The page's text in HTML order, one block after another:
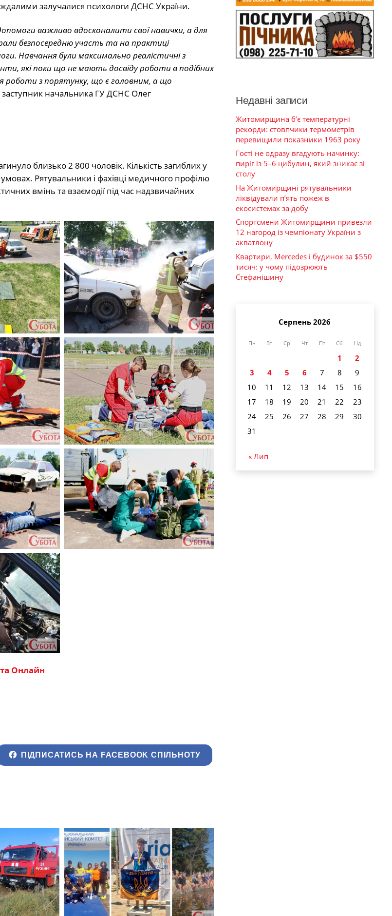
залучалися психологи ДСНС України.
важливо вдосконалити свої навички, а для
безпосередню участь та на практиці
Навчання були максимально реалістичні з
які поки що не мають досвіду роботи в подібних
роботи з порятунку, що є головним, а що
заступник начальника ГУ ДСНС Олег
близько 2 800 чоловік. Кількість загиблих у
Рятувальники і фахівці медичного профілю
вмінь та взаємодії під час надзвичайних
Онлайн
ПІДПИСАТИСЬ НА FACEBOOK СПІЛЬНОТУ
Недавні записи
Житомирщина б’є температурні
рекорди: стовпчики термометрів
перевищили показники 1963 року
Гості не одразу вгадують начинку:
пиріг із 5–6 цибулин, який зникає зі
столу
На Житомирщині рятувальники
ліквідували п’ять пожеж в
екосистемах за добу
Спортсмени Житомирщини привезли
12 нагород із чемпіонату України з
акватлону
Квартири, Mercedes і будинок за $550
тисяч: у чому підозрюють
Стефанішину
Серпень 2026
Пн Вт Ср Чт Пт Сб Нд
1
2
3
4 5 6 7 8
9
10
11 12 13 14 15
16
17
18 19 20 21 22
23
24
25 26 27 28 29
30
31
« Лип